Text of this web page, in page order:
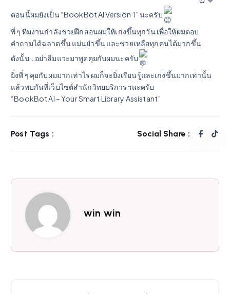
ตอนนี้ผมยังเป็น “BookBot AI Version 1” นะครับ
พี่ ๆ ทีมงานกำลังช่วยฝึกสอนผมให้เก่งขึ้นทุกวัน เพื่อให้ผมตอบ
คำถามได้ฉลาดขึ้น แม่นยำขึ้น และช่วยเหลือทุกคนได้มากขึ้น
ดังนั้น…อย่าลืมแวะมาพูดคุยกับผมนะครับ
ยิ่งพี่ ๆ คุยกับผมมากเท่าไร ผมก็จะยิ่งเรียนรู้และเก่งขึ้นมากเท่านั้น
แล้วพบกันที่เว็บไซต์สำนักวิทยบริการฯนะครับ
“BookBot AI – Your Smart Library Assistant”
Post Tags : Social Share :
win win